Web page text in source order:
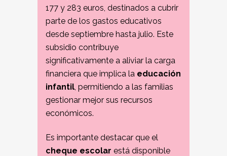
177 y 283 euros, destinados a cubrir
parte de los gastos educativos
desde septiembre hasta julio. Este
subsidio contribuye
significativamente a aliviar la carga
financiera que implica la educación
infantil, permitiendo a las familias
gestionar mejor sus recursos
económicos.
Es importante destacar que el
cheque escolar está disponible